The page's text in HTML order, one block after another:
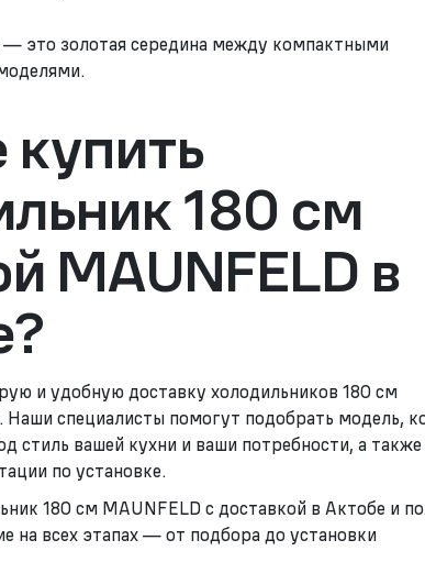
— это золотая середина между компактными
купить
180 см
MAUNFELD в
и удобную доставку холодильников 180 см
Наши специалисты помогут подобрать модель,
стиль вашей кухни и ваши потребности, а также
по установке.
180 см MAUNFELD с доставкой в Актобе и
на всех этапах — от подбора до установки